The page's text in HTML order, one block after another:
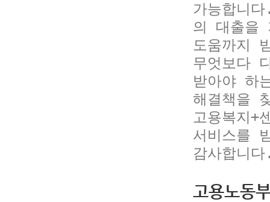
가능합니
의 대출을
도움까지
무엇보다
받아야 하
해결책을
고용복지+
서비스를
감사합니
고용노동